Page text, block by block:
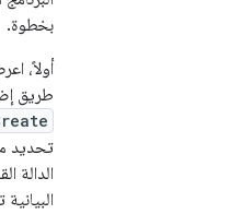
بخطوة.
أولاً،
طريق
تحديد
الدالة